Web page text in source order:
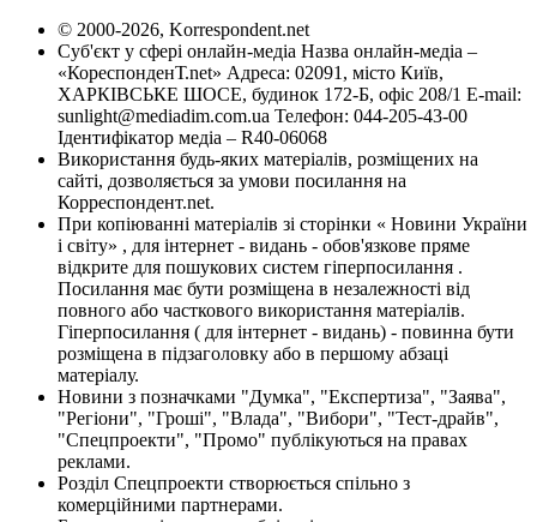
© 2000-2026, Korrespondent.net
Суб'єкт у сфері онлайн-медіа Назва онлайн-медіа –
«КореспонденТ.net» Адреса: 02091, місто Київ,
ХАРКІВСЬКЕ ШОСЕ, будинок 172-Б, офіс 208/1 E-mail:
sunlight@mediadim.com.ua Телефон: 044-205-43-00
Ідентифікатор медіа – R40-06068
Використання будь-яких матеріалів, розміщених на
сайті, дозволяється за умови посилання на
Корреспондент.net.
При копіюванні матеріалів зі сторінки « Новини України
і світу» , для інтернет - видань - обов'язкове пряме
відкрите для пошукових систем гіперпосилання .
Посилання має бути розміщена в незалежності від
повного або часткового використання матеріалів.
Гіперпосилання ( для інтернет - видань) - повинна бути
розміщена в підзаголовку або в першому абзаці
матеріалу.
Новини з позначками "Думка", "Експертиза", "Заява",
"Регіони", "Гроші", "Влада", "Вибори", "Тест-драйв",
"Спецпроекти", "Промо" публікуються на правах
реклами.
Розділ Спецпроекти створюється спільно з
комерційними партнерами.